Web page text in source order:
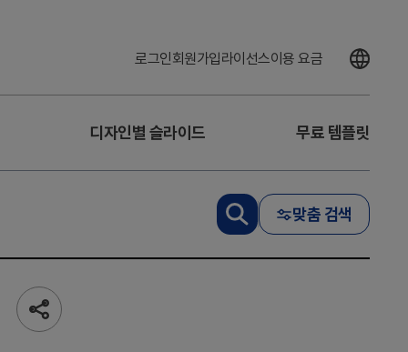
로그인회원가입라이선스이용 요금
디자인별 슬라이드 무료 템플릿
맞춤 검색
공
유
금융
계획